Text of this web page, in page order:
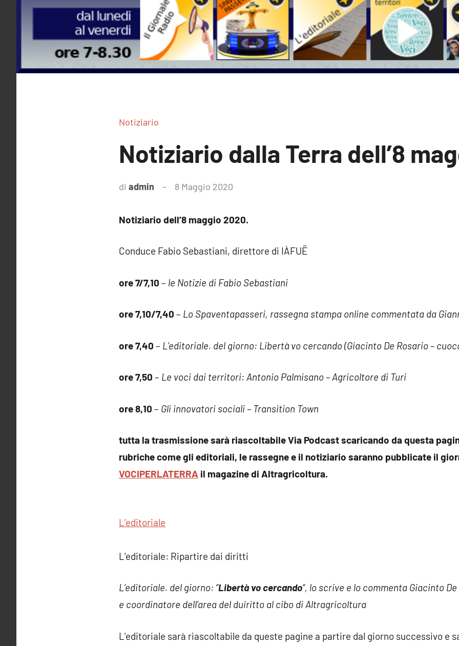
Notiziario
Notiziario dalla Terra dell’8
di admin 8 Maggio 2020
Notiziario dell’8 maggio 2020.
Conduce Fabio Sebastiani, direttore di IÀFUË
ore 7/7,10 – le Notizie di Fabio Sebastiani
ore 7,10/7,40 – Lo Spaventapasseri, rassegna stampa online commentata da
ore 7,40 – L’editoriale. del giorno: Libertà vo cercando (Giacinto De Rosario –
ore 7,50 – Le voci dai territori: Antonio Palmisano – Agricoltore di Turi
ore 8,10 – Gli innovatori sociali – Transition Town
tutta la trasmissione sarà riascoltabile Via Podcast scaricando da questa
rubriche come gli editoriali, le rassegne e il notiziario saranno pubblicate il
VOCIPERLATERRA il magazine di Altragricoltura.
L’editoriale
L’editoriale: Ripartire dai diritti
L’editoriale. del giorno: “Libertà vo cercando“, lo scrive e lo commenta Giacinto
e coordinatore dell’area del duiritto al cibo di Altragricoltura
L’editoriale sarà riascoltabile da queste pagine a partire dal giorno successivo e